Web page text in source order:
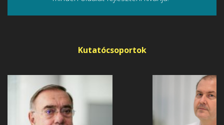
Kutatócsoportok